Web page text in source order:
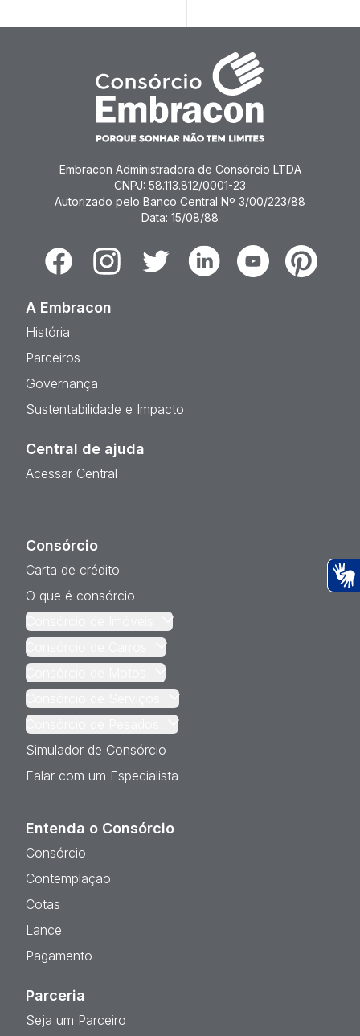
Embracon Administradora de Consórcio LTDA
CNPJ: 58.113.812/0001-23
Autorizado pelo Banco Central Nº 3/00/223/88
Data: 15/08/88
FacebookInstagramTwitter LinkedinYoutubePinterest
A Embracon
História
Parceiros
Governança
Sustentabilidade e Impacto
Central de ajuda
Acessar Central
Consórcio
Carta de crédito
O que é consórcio
Consórcio de Imóveis
Consórcio de Carros
Consórcio de Motos
Consórcio de Serviços
Consórcio de Pesados
Simulador de Consórcio
Falar com um Especialista
Entenda o Consórcio
Consórcio
Contemplação
Cotas
Lance
Pagamento
Parceria
Seja um Parceiro